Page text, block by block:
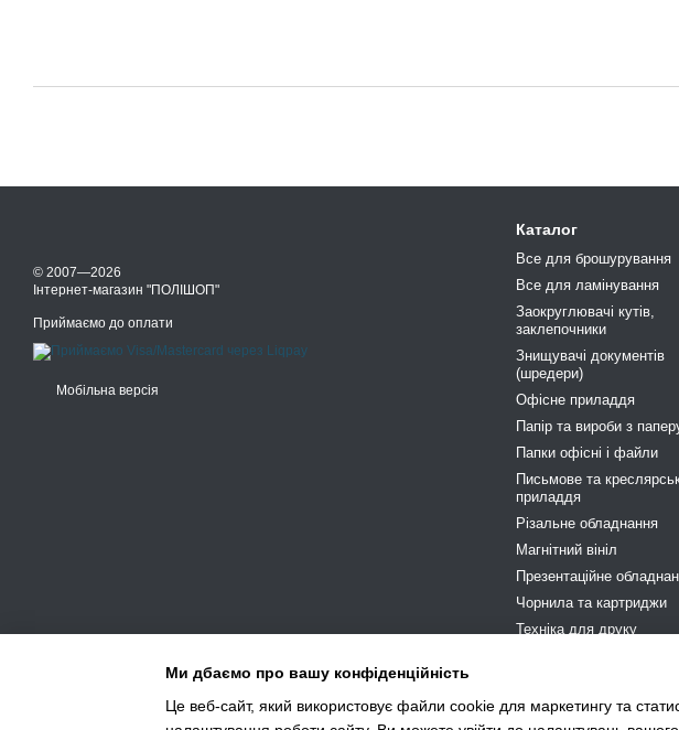
© 2007—2026
Інтернет-магазин "ПОЛІШОП"
Приймаємо до оплати
Мобільна версія
Каталог
Все для брошурування
Все для ламінування
Заокруглювачі кутів,
заклепочники
Знищувачі документів
(шредери)
Офісне приладдя
Папір та вироби з
Папки офісні і файли
Письмове та
приладдя
Різальне обладнання
Магнітний вініл
Презентаційне
Чорнила та картриджи
Техніка для друку
STOP COVID-19
Ми дбаємо про вашу конфіденційність
Це веб-сайт, який використовує файли cookie для маркетингу та